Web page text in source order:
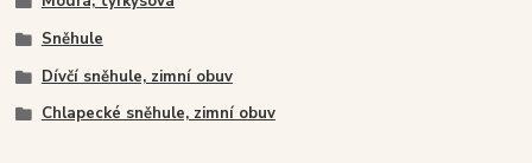
Sněhule
Dívčí sněhule, zimní obuv
Chlapecké sněhule, zimní obuv